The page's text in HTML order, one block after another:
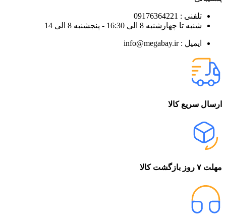
تلفنی : 09176364221
شنبه تا چهارشنبه 8 الی 16:30 - پنجشنبه 8 الی 14
ایمیل : info@megabay.ir
ارسال سریع کالا
مهلت ۷ روز بازگشت کالا